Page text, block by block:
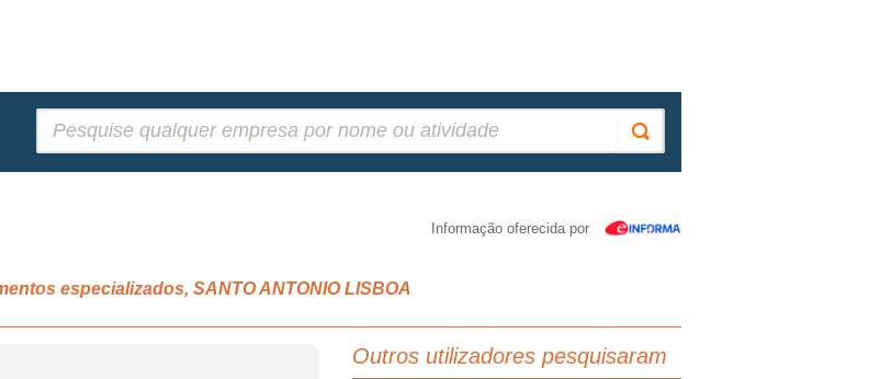
Informação oferecida por
especializados, SANTO ANTONIO LISBOA
Outros utilizadores pesquisaram